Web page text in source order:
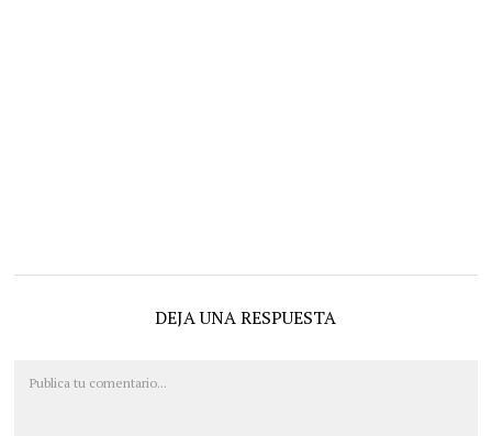
DEJA UNA RESPUESTA